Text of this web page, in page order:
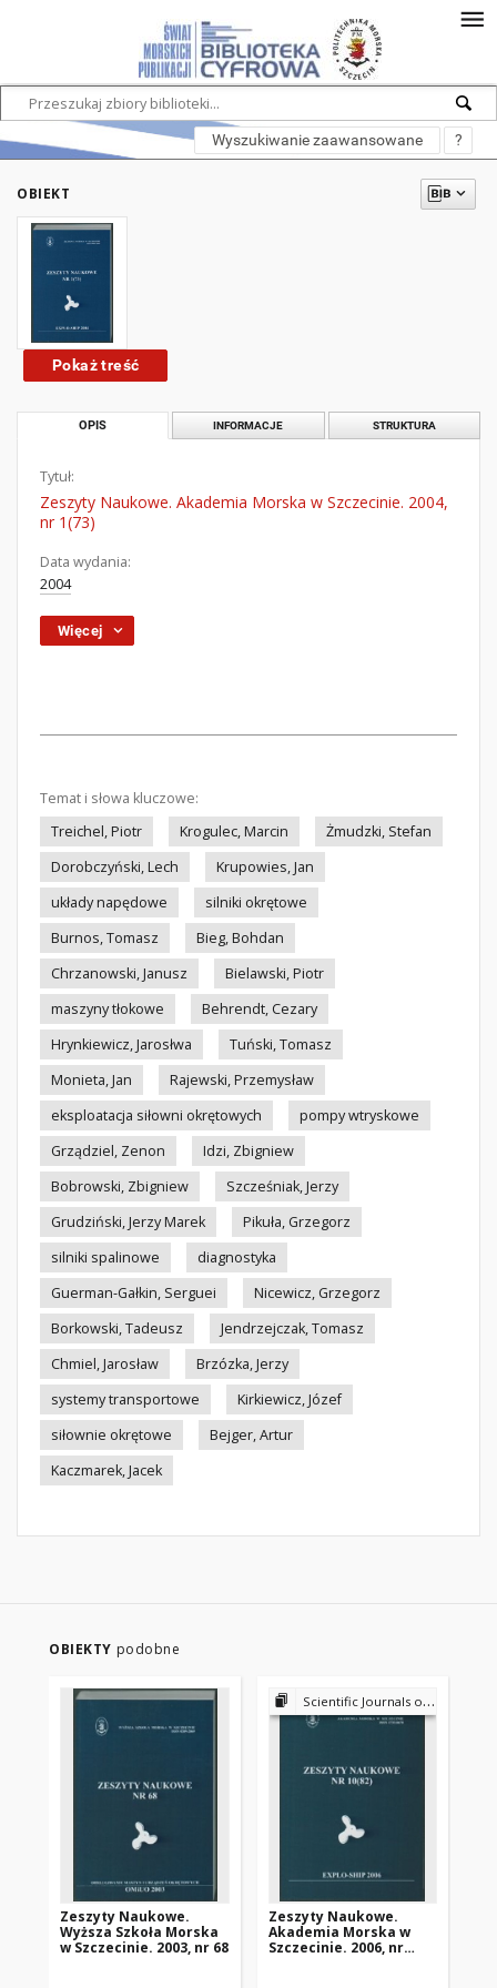
Wyszukiwanie zaawansowane ?
OBIEKT
Pokaż treść
OPIS INFORMACJE STRUKTURA
Tytuł:
Zeszyty Naukowe. Akademia Morska w Szczecinie. 2004,
nr 1(73)
Data wydania:
2004
Więcej
Temat i słowa kluczowe:
Treichel, Piotr
Krogulec, Marcin
Żmudzki, Stefan
Dorobczyński, Lech
Krupowies, Jan
układy napędowe
silniki okrętowe
Burnos, Tomasz
Bieg, Bohdan
Chrzanowski, Janusz
Bielawski, Piotr
maszyny tłokowe
Behrendt, Cezary
Hrynkiewicz, Jarosłwa
Tuński, Tomasz
Monieta, Jan
Rajewski, Przemysław
eksploatacja siłowni okrętowych
pompy wtryskowe
Grządziel, Zenon
Idzi, Zbigniew
Bobrowski, Zbigniew
Szcześniak, Jerzy
Grudziński, Jerzy Marek
Pikuła, Grzegorz
silniki spalinowe
diagnostyka
Guerman-Gałkin, Serguei
Nicewicz, Grzegorz
Borkowski, Tadeusz
Jendrzejczak, Tomasz
Chmiel, Jarosław
Brzózka, Jerzy
systemy transportowe
Kirkiewicz, Józef
siłownie okrętowe
Bejger, Artur
Kaczmarek, Jacek
OBIEKTY podobne
Zeszyty Naukowe.
Wyższa Szkoła Morska
w Szczecinie. 2003, nr 68
Scientific Journals of the Maritime University of Szczecin
Zeszyty Naukowe.
Akademia Morska w
Szczecinie. 2006, nr